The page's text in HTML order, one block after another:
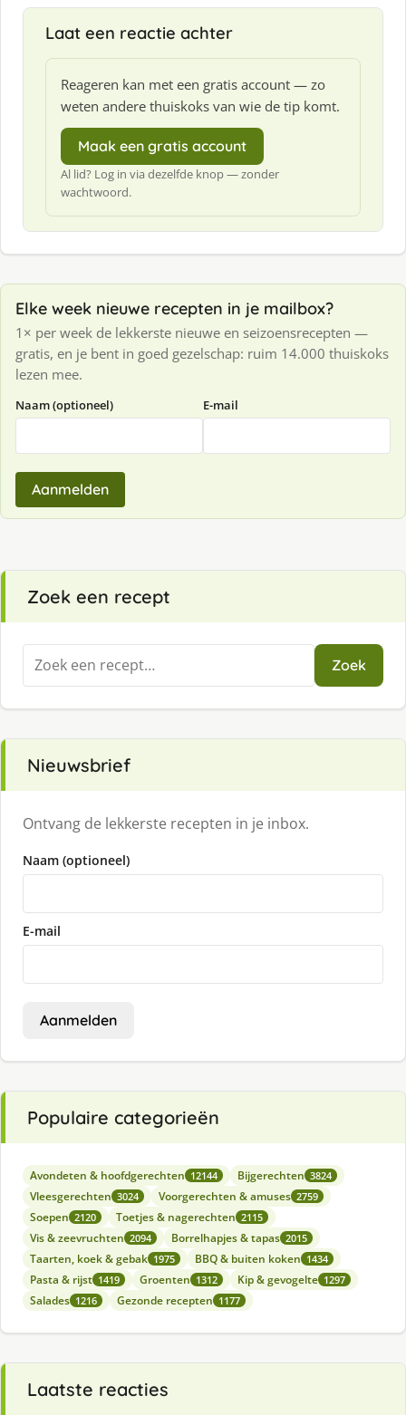
Laat een reactie achter
Reageren kan met een gratis account — zo
weten andere thuiskoks van wie de tip komt.
Maak een gratis account
Al lid? Log in via dezelfde knop — zonder
wachtwoord.
Elke week nieuwe recepten in je mailbox?
1× per week de lekkerste nieuwe en seizoensrecepten —
gratis, en je bent in goed gezelschap: ruim 14.000 thuiskoks
lezen mee.
Naam (optioneel) E-mail
Aanmelden
Zoek een recept
Zoeken
naar:
Zoek
Nieuwsbrief
Ontvang de lekkerste recepten in je inbox.
Naam (optioneel)
E-mail
Aanmelden
Populaire categorieën
Avondeten & hoofdgerechten 12144 Bijgerechten 3824
Vleesgerechten 3024 Voorgerechten & amuses 2759
Soepen 2120 Toetjes & nagerechten 2115
Vis & zeevruchten 2094 Borrelhapjes & tapas 2015
Taarten, koek & gebak 1975 BBQ & buiten koken 1434
Pasta & rijst 1419 Groenten 1312 Kip & gevogelte 1297
Salades 1216 Gezonde recepten 1177
Laatste reacties